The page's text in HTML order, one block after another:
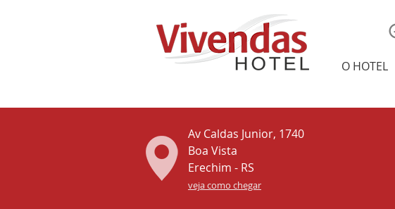
O HOTEL
Av Caldas Junior, 1740
Boa Vista
Erechim - RS
veja como chegar